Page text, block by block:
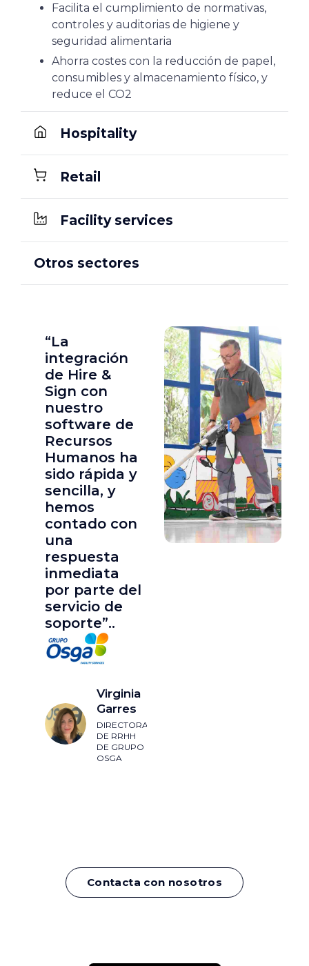
Facilita el cumplimiento de normativas,
controles y auditorias de higiene y
seguridad alimentaria
Ahorra costes con la reducción de papel,
consumibles y almacenamiento físico, y
reduce el CO2
Hospitality
Retail
Facility services
Otros sectores
“La
integración
de Hire &
Sign con
nuestro
software de
Recursos
Humanos ha
sido rápida y
sencilla, y
hemos
contado con
una
respuesta
inmediata
por parte del
servicio de
soporte”..
Virginia
Garres
DIRECTORA
DE RRHH
DE GRUPO
OSGA
Contacta con nosotros